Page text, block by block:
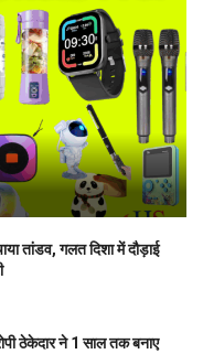
तांडव, गलत दिशा में दौड़ाई
ठेकेदार ने 1 साल तक बनाए